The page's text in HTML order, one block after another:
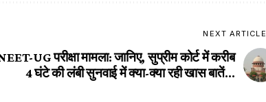
NEXT ARTICLE
UG परीक्षा मामला: जानिए, सुप्रीम कोर्ट में करीब
4 घंटे की लंबी सुनवाई में क्या-क्या रही खास बातें…